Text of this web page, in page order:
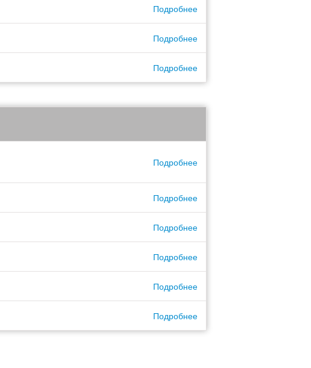
Подробнее
Подробнее
Подробнее
Подробнее
Подробнее
Подробнее
Подробнее
Подробнее
Подробнее